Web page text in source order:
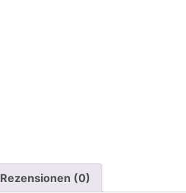
Rezensionen (0)